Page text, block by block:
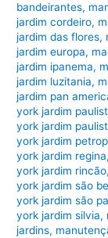
bandeirantes,
jardim cordeiro,
jardim das flores,
jardim europa,
jardim ipanema,
jardim luzitania,
jardim pan
york jardim
york jardim
york jardim
york jardim regina,
york jardim rincão,
york jardim são
york jardim são
york jardim silvia,
jardins,